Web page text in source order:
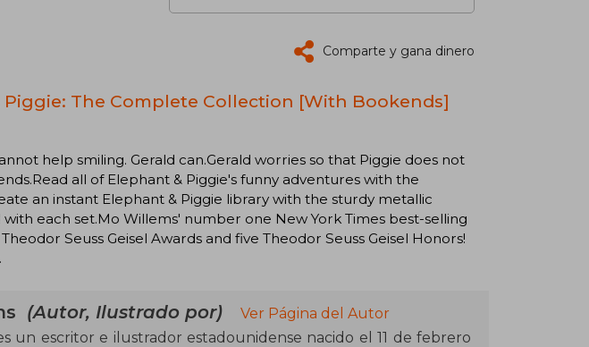
Comparte y gana dinero
The Complete Collection [With Bookends]
help smiling. Gerald can.Gerald worries so that Piggie does not
all of Elephant & Piggie's funny adventures with the
an instant Elephant & Piggie library with the sturdy metallic
each set.Mo Willems' number one New York Times best-selling
Seuss Geisel Awards and five Theodor Seuss Geisel Honors!
(Autor, Ilustrado por)
Ver Página del Autor
un escritor e ilustrador estadounidense nacido el 11 de febrero